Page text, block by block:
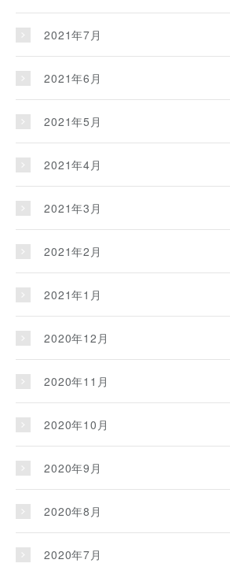
2021年7月
2021年6月
2021年5月
2021年4月
2021年3月
2021年2月
2021年1月
2020年12月
2020年11月
2020年10月
2020年9月
2020年8月
2020年7月